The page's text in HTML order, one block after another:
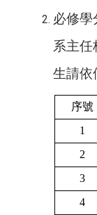
必修學
系主任
生請依
序號
1
2
3
4